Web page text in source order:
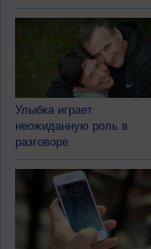
Улыбка играет
неожиданную роль в
разговоре